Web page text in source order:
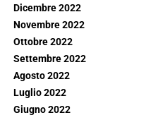
Dicembre 2022
Novembre 2022
Ottobre 2022
Settembre 2022
Agosto 2022
Luglio 2022
Giugno 2022